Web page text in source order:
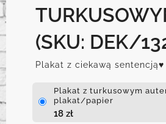
(SKU: DEK/
Plakat z ciekawą sentencją♥
Plakat z turkusowym
plakat/papier
18 zł